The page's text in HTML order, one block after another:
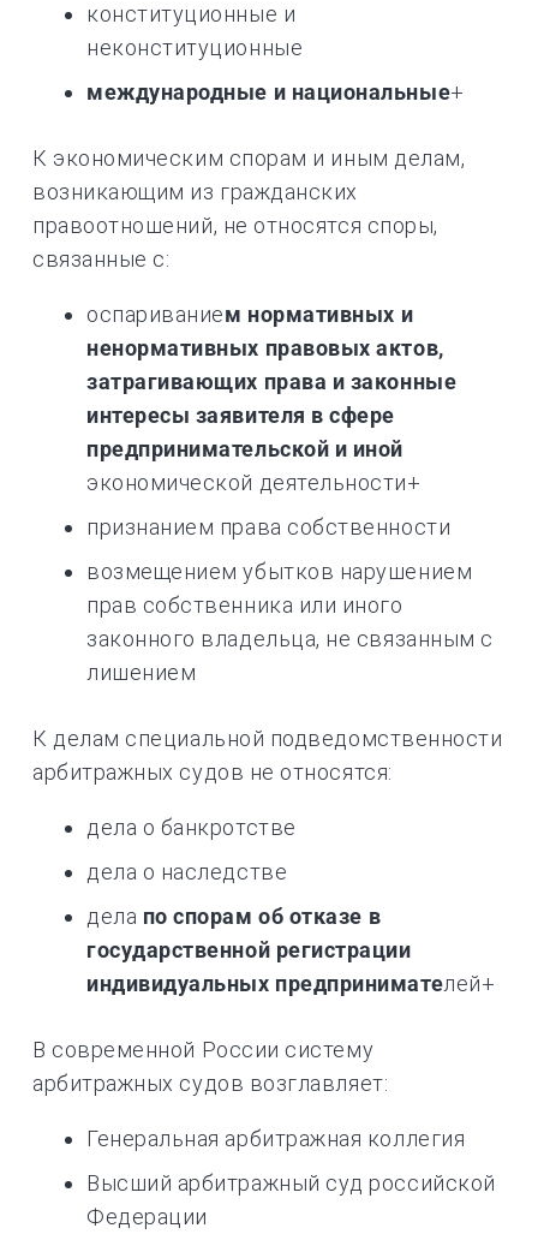
конституционные и
неконституционные
международные и национальные+
К экономическим спорам и иным делам,
возникающим из гражданских
правоотношений, не относятся споры,
связанные с:
оспариванием нормативных и
ненормативных правовых актов,
затрагивающих права и законные
интересы заявителя в сфере
предпринимательской и иной
экономической деятельности+
признанием права собственности
возмещением убытков нарушением
прав собственника или иного
законного владельца, не связанным с
лишением
К делам специальной подведомственности
арбитражных судов не относятся:
дела о банкротстве
дела о наследстве
дела по спорам об отказе в
государственной регистрации
индивидуальных предпринимателей+
В современной России систему
арбитражных судов возглавляет:
Генеральная арбитражная коллегия
Высший арбитражный суд российской
Федерации